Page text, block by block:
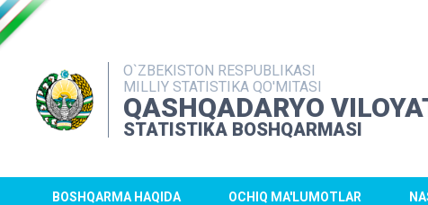
O`ZBEKISTON RESPUBLIKASI
MILLIY STATISTIKA QO'MITASI
QASHQADARYO
STATISTIKA BOSHQARMASI
BOSHQARMA HAQIDA OCHIQ MA'LUMOTLAR